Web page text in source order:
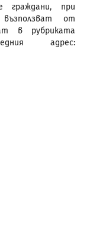
граждани, при
от
в рубриката
адрес: